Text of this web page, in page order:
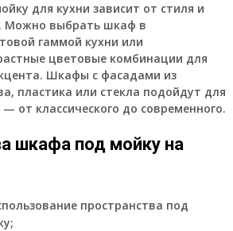
для кухни зависит от стиля и
Можно выбрать шкаф в
гаммой кухни или
цветовые комбинации для
Шкафы с фасадами из
пластика или стекла подойдут для
от классического до современного.
шкафа под мойку на
пространства под